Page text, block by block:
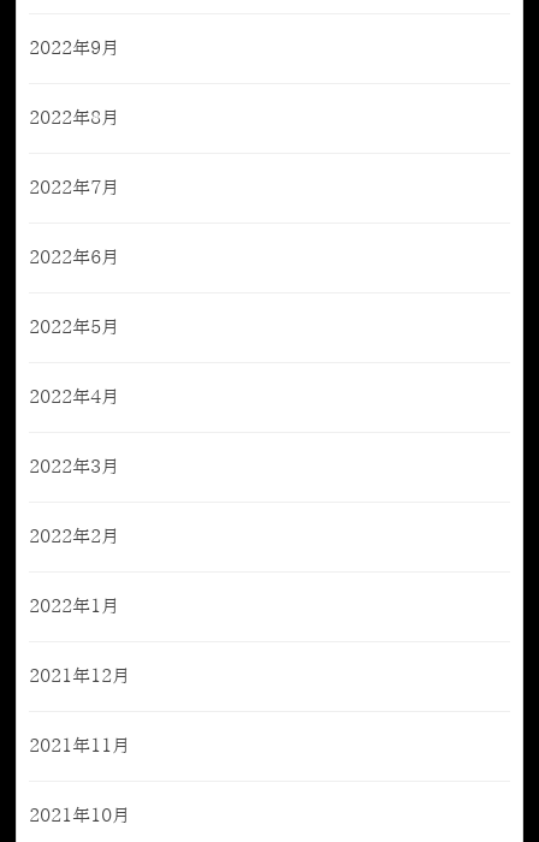
2022年9月
2022年8月
2022年7月
2022年6月
2022年5月
2022年4月
2022年3月
2022年2月
2022年1月
2021年12月
2021年11月
2021年10月